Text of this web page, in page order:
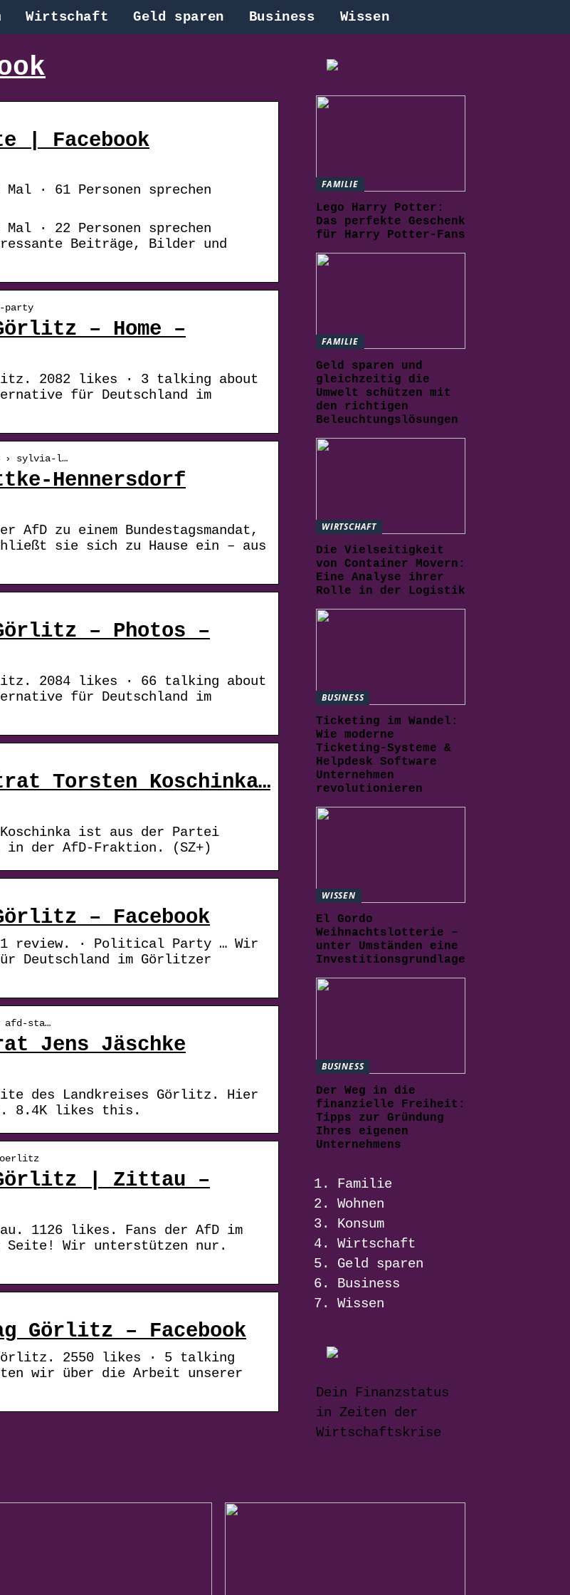
Wirtschaft Geld sparen Business Wissen
| Facebook
· 61 Personen sprechen
· 22 Personen sprechen
Beiträge, Bilder und
party
– Home –
2082 likes · 3 talking about
für Deutschland im
› sylvia-l…
Hennersdorf
zu einem Bundestagsmandat,
sie sich zu Hause ein – aus
– Photos –
2084 likes · 66 talking about
für Deutschland im
Torsten Koschinka…
ist aus der Partei
der AfD-Fraktion. (SZ+)
– Facebook
review. · Political Party … Wir
Deutschland im Görlitzer
afd-sta…
Jens Jäschke
des Landkreises Görlitz. Hier
8.4K likes this.
| Zittau –
1126 likes. Fans der AfD im
Wir unterstützen nur.
Görlitz – Facebook
2550 likes · 5 talking
wir über die Arbeit unserer
FAMILIE
Lego Harry Potter:
Das perfekte Geschenk
für Harry Potter-Fans
FAMILIE
Geld sparen und
gleichzeitig die
Umwelt schützen mit
den richtigen
Beleuchtungslösungen
WIRTSCHAFT
Die Vielseitigkeit
von Container Movern:
Eine Analyse ihrer
Rolle in der Logistik
BUSINESS
Ticketing im Wandel:
Wie moderne
Ticketing-Systeme &
Helpdesk Software
Unternehmen
revolutionieren
WISSEN
El Gordo
Weihnachtslotterie –
unter Umständen eine
Investitionsgrundlage
BUSINESS
Der Weg in die
finanzielle Freiheit:
Tipps zur Gründung
Ihres eigenen
Unternehmens
Familie
Wohnen
Konsum
Wirtschaft
Geld sparen
Business
Wissen
Dein Finanzstatus
in Zeiten der
Wirtschaftskrise